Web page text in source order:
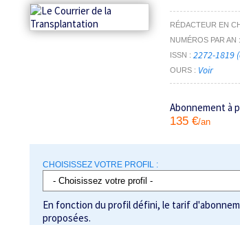
RÉDACTEUR EN
NUMÉROS PAR AN
ISSN 2272-1819
OURS Voir
Abonnement à
135 €/an
CHOISISSEZ VOTRE PROFIL :
En fonction du profil défini, le tarif
proposées.